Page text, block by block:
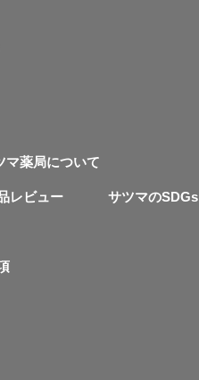
マ薬局について
レビュー サツマのSDGs